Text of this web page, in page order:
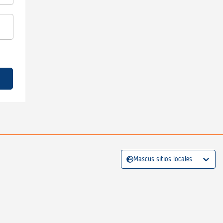
Mascus sitios locales